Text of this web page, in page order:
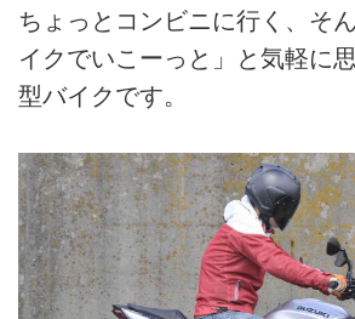
ちょっとコンビニに行く、そ
イクでいこーっと」と気軽に
型バイクです。